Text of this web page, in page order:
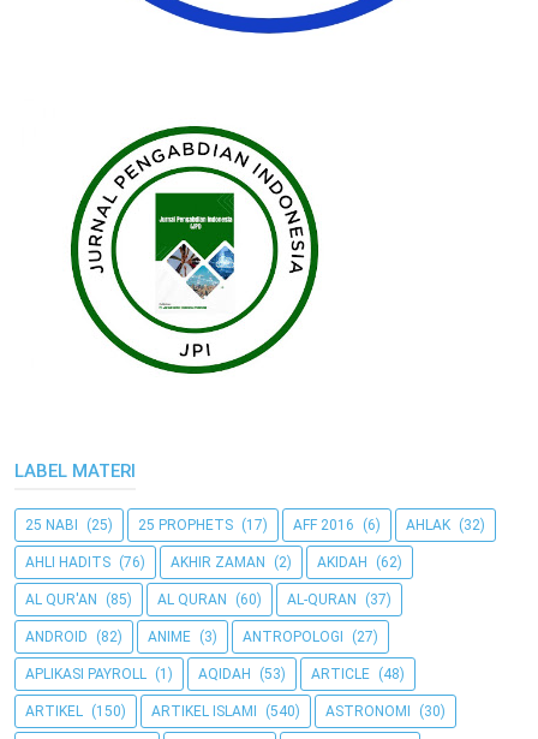
LABEL MATERI
25 NABI (25) 25 PROPHETS (17) AFF 2016 (6) AHLAK (32)
AHLI HADITS (76) AKHIR ZAMAN (2) AKIDAH (62)
AL QUR'AN (85) AL QURAN (60) AL-QURAN (37)
ANDROID (82) ANIME (3) ANTROPOLOGI (27)
APLIKASI PAYROLL (1) AQIDAH (53) ARTICLE (48)
ARTIKEL (150) ARTIKEL ISLAMI (540) ASTRONOMI (30)